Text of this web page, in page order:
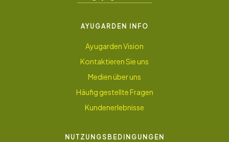
AYUGARDEN INFO
Ayugarden Vision
Kontaktieren Sie uns
Medien über uns
Häufig gestellte Fragen
Kundenerlebnisse
NUTZUNGSBEDINGUNGEN